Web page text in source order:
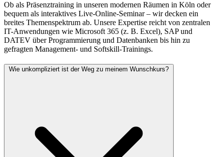
Ob als Präsenztraining in unseren modernen Räumen in Köln oder
bequem als interaktives Live-Online-Seminar – wir decken ein
breites Themenspektrum ab. Unsere Expertise reicht von zentralen
IT-Anwendungen wie Microsoft 365 (z. B. Excel), SAP und
DATEV über Programmierung und Datenbanken bis hin zu
gefragten Management- und Softskill-Trainings.
Wie unkompliziert ist der Weg zu meinem Wunschkurs?